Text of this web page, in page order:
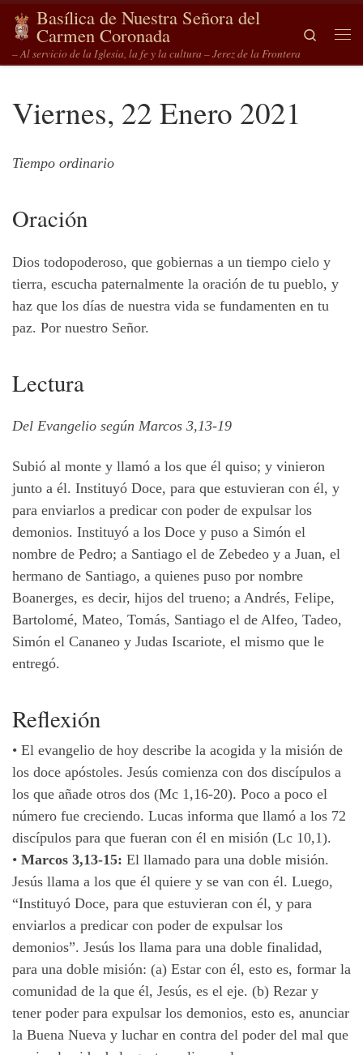
Saltar al contenido
Basílica de Nuestra Señora del
Carmen Coronada
– Al servicio de la Iglesia, la fe y la cultura – Jerez de la Frontera
Search
Viernes, 22 Enero 2021
Tiempo ordinario
Oración
Dios todopoderoso, que gobiernas a un tiempo cielo y
tierra, escucha paternalmente la oración de tu pueblo, y
haz que los días de nuestra vida se fundamenten en tu
paz. Por nuestro Señor.
Lectura
Del Evangelio según Marcos 3,13-19
Subió al monte y llamó a los que él quiso; y vinieron
junto a él. Instituyó Doce, para que estuvieran con él, y
para enviarlos a predicar con poder de expulsar los
demonios. Instituyó a los Doce y puso a Simón el
nombre de Pedro; a Santiago el de Zebedeo y a Juan, el
hermano de Santiago, a quienes puso por nombre
Boanerges, es decir, hijos del trueno; a Andrés, Felipe,
Bartolomé, Mateo, Tomás, Santiago el de Alfeo, Tadeo,
Simón el Cananeo y Judas Iscariote, el mismo que le
entregó.
Reflexión
• El evangelio de hoy describe la acogida y la misión de
los doce apóstoles. Jesús comienza con dos discípulos a
los que añade otros dos (Mc 1,16-20). Poco a poco el
número fue creciendo. Lucas informa que llamó a los 72
discípulos para que fueran con él en misión (Lc 10,1).
• Marcos 3,13-15: El llamado para una doble misión.
Jesús llama a los que él quiere y se van con él. Luego,
“Instituyó Doce, para que estuvieran con él, y para
enviarlos a predicar con poder de expulsar los
demonios”. Jesús los llama para una doble finalidad,
para una doble misión: (a) Estar con él, esto es, formar la
comunidad de la que él, Jesús, es el eje. (b) Rezar y
tener poder para expulsar los demonios, esto es, anunciar
la Buena Nueva y luchar en contra del poder del mal que